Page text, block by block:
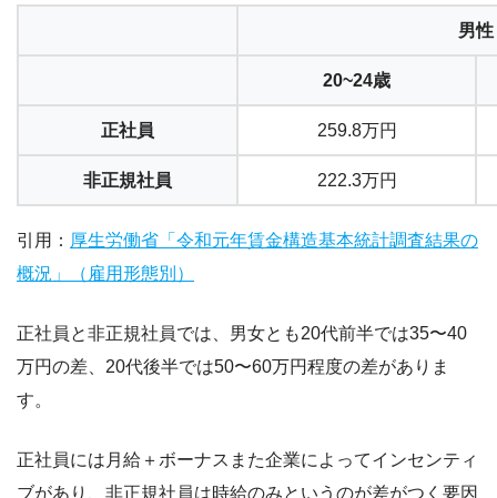
男性
20~24歳
正社員 259.8万円
非正規社員 222.3万円
引用： 厚生労働省「令和元年賃金構造基本統計調査結果の
概況」（雇用形態別）
正社員と非正規社員では、男女とも20代前半では35〜40
万円の差
20代後半では50〜60万円程度の差がありま
す。
正社員には月給＋ボーナスまた企業によってインセンティ
ブがあり、非正規社員は時給のみというのが差がつく要因